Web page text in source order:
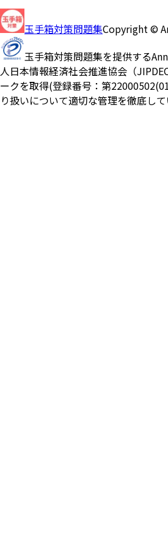
玉手箱対策問題集Copyright ©
玉手箱対策問題集を提供する
人日本情報経済社会推進協会（
ークを取得(登録番号：第
り扱いについて適切な管理を徹底して